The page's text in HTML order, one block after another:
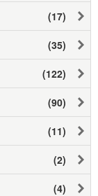
(17)
(35)
(122)
(90)
(11)
(2)
(4)